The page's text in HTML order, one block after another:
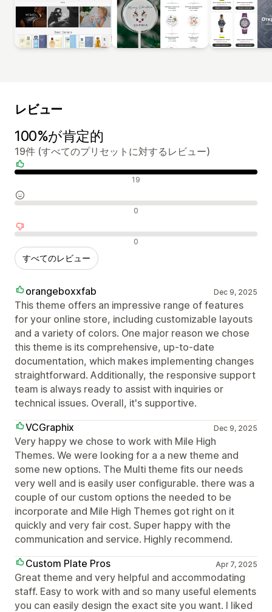
レビュー
100%が肯定的
19件 (すべてのプリセットに対するレビュー)
肯定的なレビュー 19
中間的なレビュー 0
否定的なレビュー 0
すべてのレビュー
orangeboxxfab Dec 9, 2025
This theme offers an impressive range of features
for your online store, including customizable layouts
and a variety of colors. One major reason we chose
this theme is its comprehensive, up-to-date
documentation, which makes implementing changes
straightforward. Additionally, the responsive support
team is always ready to assist with inquiries or
technical issues. Overall, it's supportive.
VCGraphix
Dec 9, 2025
Very happy we chose to work with Mile High
Themes. We were looking for a a new theme and
some new options. The Multi theme fits our needs
very well and is easily user configurable. there was a
couple of our custom options the needed to be
incorporate and Mile High Themes got right on it
quickly and very fair cost. Super happy with the
communication and service. Highly recommend.
Custom Plate Pros
Apr 7, 2025
Great theme and very helpful and accommodating
staff. Easy to work with and so many useful elements
you can easily design the exact site you want. I liked